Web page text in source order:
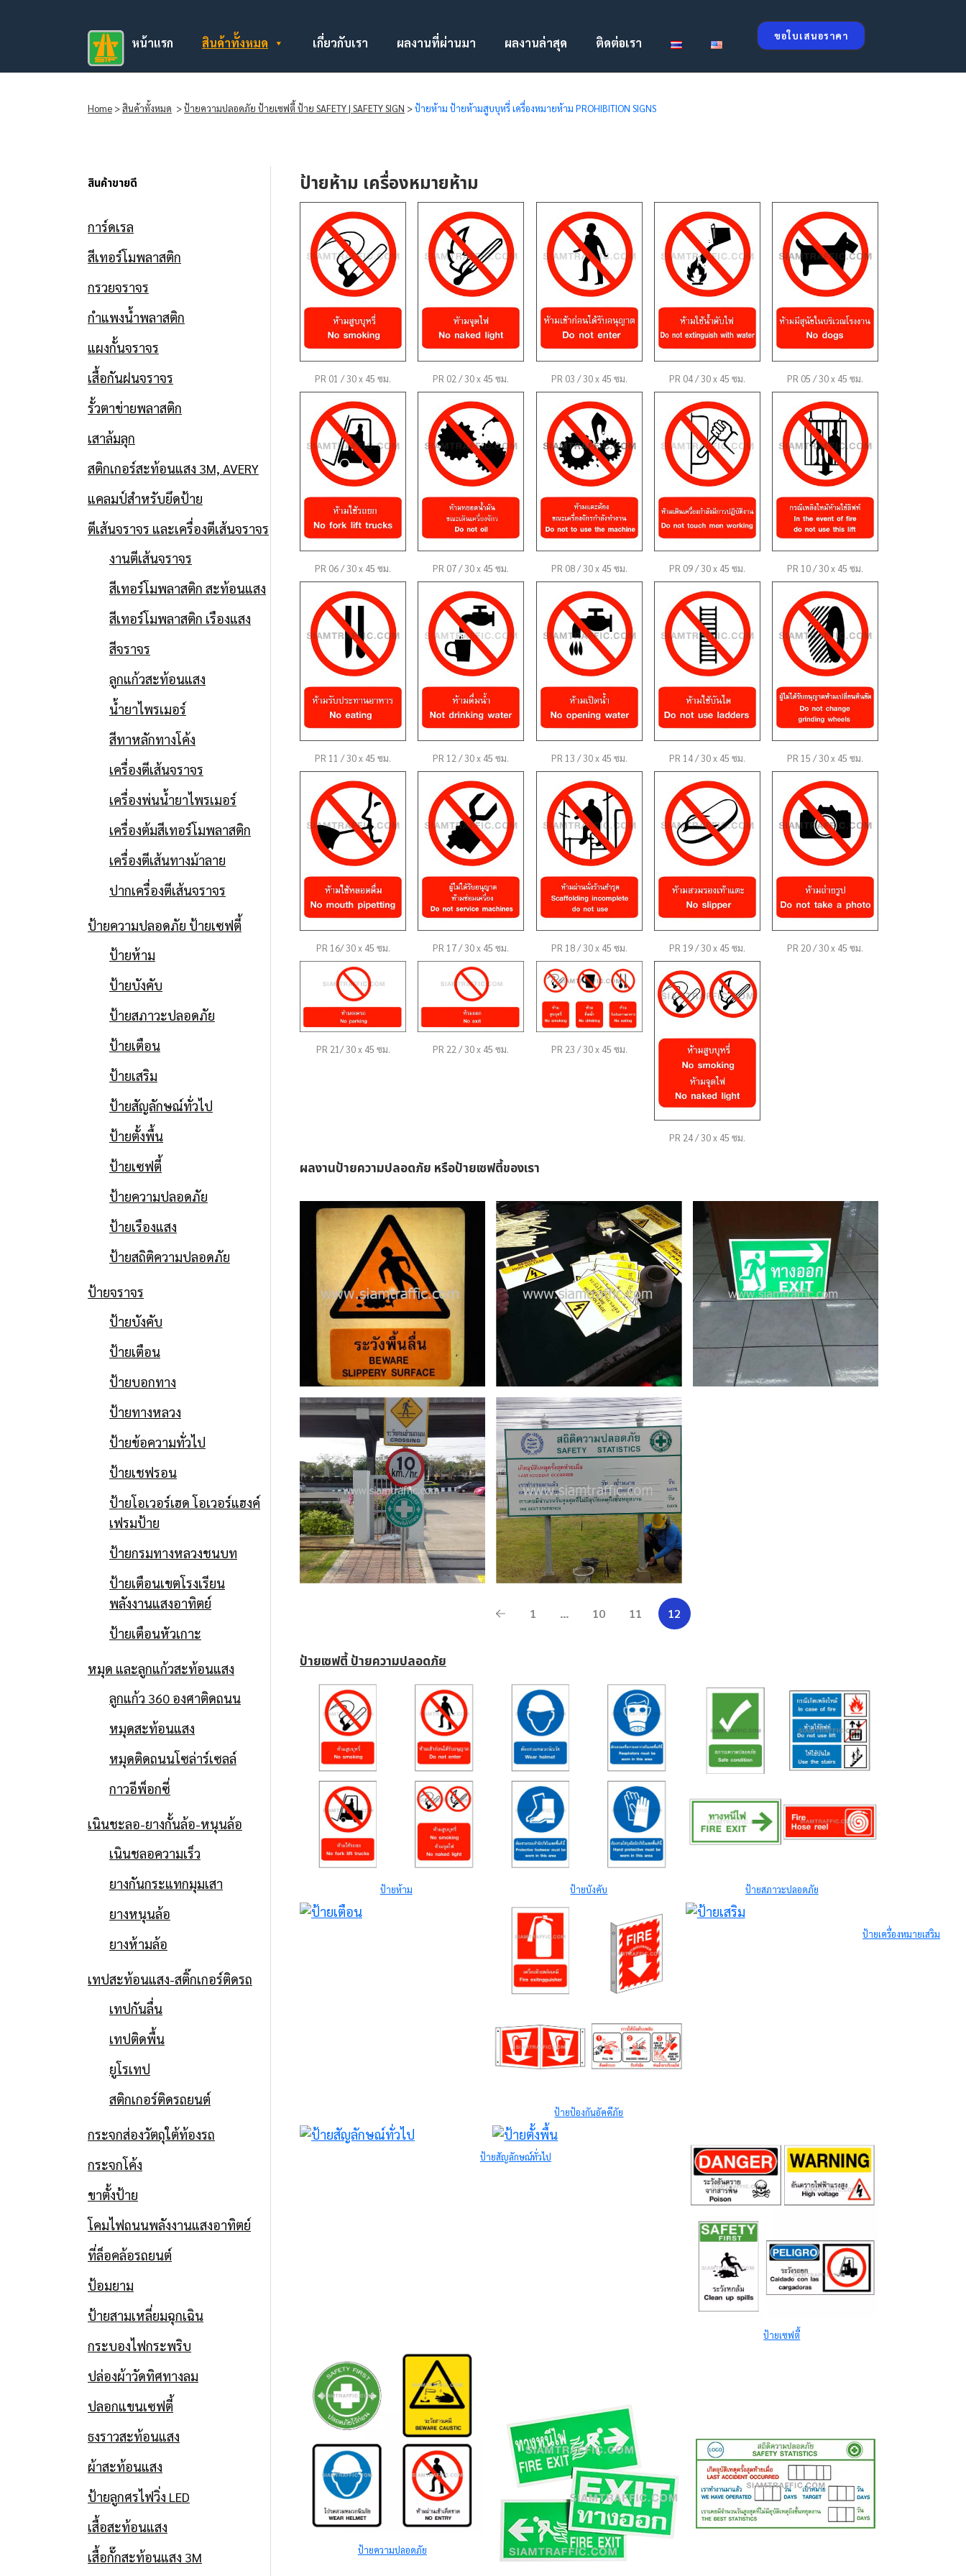
ขอใบเสนอราคา
หน้าแรก สินค้าทั้งหมด เกี่ยวกับเรา ผลงานที่ผ่านมา ผลงานล่าสุด ติดต่อเรา
Home >สินค้าทั้งหมด >ป้ายความปลอดภัย ป้ายเซฟตี้ ป้าย SAFETY | SAFETY SIGN >ป้ายห้าม ป้ายห้ามสูบบุหรี่ เครื่องหมายห้าม PROHIBITION SIGNS
สินค้าขายดี
การ์ดเรล
สีเทอร์โมพลาสติก
กรวยจราจร
กำแพงน้ำพลาสติก
แผงกั้นจราจร
เสื้อกันฝนจราจร
รั้วตาข่ายพลาสติก
เสาล้มลุก
สติกเกอร์สะท้อนแสง 3M, AVERY
แคลมป์สำหรับยึดป้าย
ตีเส้นจราจร และเครื่องตีเส้นจราจร
งานตีเส้นจราจร
สีเทอร์โมพลาสติก สะท้อนแสง
สีเทอร์โมพลาสติก เรืองแสง
สีจราจร
ลูกแก้วสะท้อนแสง
น้ำยาไพรเมอร์
สีทาหลักทางโค้ง
เครื่องตีเส้นจราจร
เครื่องพ่นน้ำยาไพรเมอร์
เครื่องต้มสีเทอร์โมพลาสติก
เครื่องตีเส้นทางม้าลาย
ปากเครื่องตีเส้นจราจร
ป้ายความปลอดภัย ป้ายเซฟตี้
ป้ายห้าม
ป้ายบังคับ
ป้ายสภาวะปลอดภัย
ป้ายเตือน
ป้ายเสริม
ป้ายสัญลักษณ์ทั่วไป
ป้ายตั้งพื้น
ป้ายเซฟตี้
ป้ายความปลอดภัย
ป้ายเรืองแสง
ป้ายสถิติความปลอดภัย
ป้ายจราจร
ป้ายบังคับ
ป้ายเตือน
ป้ายบอกทาง
ป้ายทางหลวง
ป้ายข้อความทั่วไป
ป้ายเชฟรอน
ป้ายโอเวอร์เฮด โอเวอร์แฮงค์
เฟรมป้าย
ป้ายกรมทางหลวงชนบท
ป้ายเตือนเขตโรงเรียน
พลังงานแสงอาทิตย์
ป้ายเตือนหัวเกาะ
หมุด และลูกแก้วสะท้อนแสง
ลูกแก้ว 360 องศาติดถนน
หมุดสะท้อนแสง
หมุดติดถนนโซล่าร์เซลล์
กาวอีพ็อกซี่
เนินชะลอ-ยางกั้นล้อ-หนุนล้อ
เนินชลอความเร็ว
ยางกันกระแทกมุมเสา
ยางหนุนล้อ
ยางห้ามล้อ
เทปสะท้อนแสง-สติ๊กเกอร์ติดรถ
เทปกันลื่น
เทปติดพื้น
ยูโรเทป
สติกเกอร์ติดรถยนต์
กระจกส่องวัตถุใต้ท้องรถ
กระจกโค้ง
ขาตั้งป้าย
โคมไฟถนนพลังงานแสงอาทิตย์
ที่ล็อคล้อรถยนต์
ป้อมยาม
ป้ายสามเหลี่ยมฉุกเฉิน
กระบองไฟกระพริบ
ปล่องผ้าวัดทิศทางลม
ปลอกแขนเซฟตี้
ธงราวสะท้อนแสง
ผ้าสะท้อนแสง
ป้ายลูกศรไฟวิ่ง LED
เสื้อสะท้อนแสง
เสื้อกั๊กสะท้อนแสง 3M
ป้ายห้าม เครื่องหมายห้าม
PR 01 / 30 x 45 ซม. PR 02 / 30 x 45 ซม. PR 03 / 30 x 45 ซม. PR 04 / 30 x 45 ซม. PR 05 / 30 x 45 ซม.
PR 06 / 30 x 45 ซม. PR 07 / 30 x 45 ซม. PR 08 / 30 x 45 ซม. PR 09 / 30 x 45 ซม. PR 10 / 30 x 45 ซม.
PR 11 / 30 x 45 ซม. PR 12 / 30 x 45 ซม. PR 13 / 30 x 45 ซม. PR 14 / 30 x 45 ซม. PR 15 / 30 x 45 ซม.
PR 16/ 30 x 45 ซม. PR 17 / 30 x 45 ซม. PR 18 / 30 x 45 ซม. PR 19 / 30 x 45 ซม. PR 20 / 30 x 45 ซม.
PR 21/ 30 x 45 ซม. PR 22 / 30 x 45 ซม. PR 23 / 30 x 45 ซม.
PR 24 / 30 x 45 ซม.
ผลงานป้ายความปลอดภัย หรือป้ายเซฟตี้ของเรา
ป้ายความปลอดภัย
Date
ป้ายความปลอดภัย
แบริ่งส์ แมนูแฟค
เจอริ่ง จํากัด
Date11 กุมภาพันธ์ 2015
ป้ายความปลอดภัย
ขนาด 30 X 45 ซม.
Date 29 มกราคม 2015
ป้ายความปลอดภัย
ป้ายจราจร และป้าย
ความปลอดภัย ติด
ตั้งที่ฮุนได มอเตอร์
Date
ป้ายความปลอดภัย
ป้ายสถิติความ
ปลอดภัย เจ๊บเซ่น
แอนด์ เจ๊สเซ่น นิว
ทริไลท์ (ที)
Date23 เมษายน 2014
1 … 10 11 12
ป้ายเซฟตี้ ป้ายความปลอดภัย
ป้ายห้าม ป้ายบังคับ ป้ายสภาวะปลอดภัย
ป้ายเตือน
ป้ายป้องกันอัคคีภัย
ป้ายเครื่องหมายเสริม
ป้ายสัญลักษณ์ทั่วไป ป้ายตั้งพื้น
ป้ายเซฟตี้
ป้ายความปลอดภัย